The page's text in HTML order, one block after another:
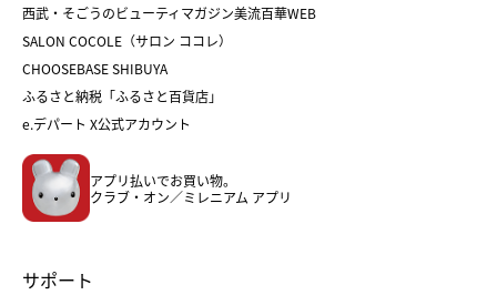
ホワイトデー
バレンタイン
ホワイトデー
おせち
フード
ホーム・キッチン＆アート
西武・そごうのビューティマガジン美流百華WEB
SALON COCOLE（サロン ココレ）
CHOOSEBASE SHIBUYA
ふるさと納税「ふるさと百貨店」
e.デパート X公式アカウント
アプリ払いでお買い物。
クラブ・オン／ミレニアム アプリ
サポート